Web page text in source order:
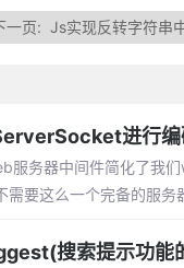
一页:Js实现反转字符串
服务器中间件简化了我
需要这么一个完备的服务
搜索提示功能